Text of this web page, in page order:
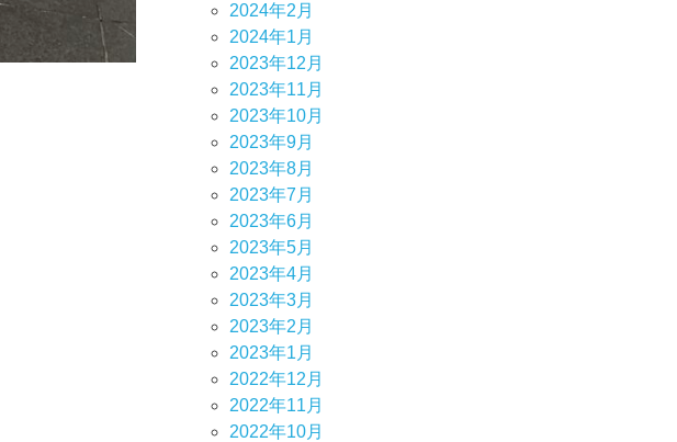
2024年2月
2024年1月
2023年12月
2023年11月
2023年10月
2023年9月
2023年8月
2023年7月
2023年6月
2023年5月
2023年4月
2023年3月
2023年2月
2023年1月
2022年12月
2022年11月
2022年10月